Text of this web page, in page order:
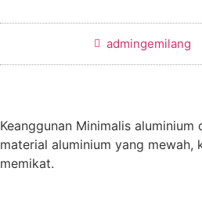
admingemilang
Keanggunan Minimalis
material aluminium yang mewah,
memikat.